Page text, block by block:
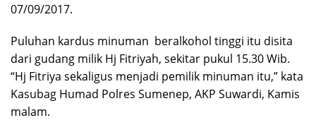
07/09/2017.
Puluhan kardus minuman beralkohol tinggi itu disita
dari gudang milik Hj Fitriyah, sekitar pukul 15.30 Wib.
“Hj Fitriya sekaligus menjadi pemilik minuman itu,” kata
Kasubag Humad Polres Sumenep, AKP Suwardi, Kamis
malam.